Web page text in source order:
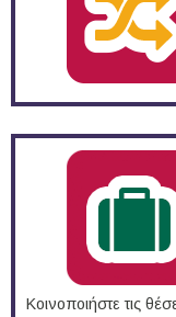
Κοινοποιήστε τις